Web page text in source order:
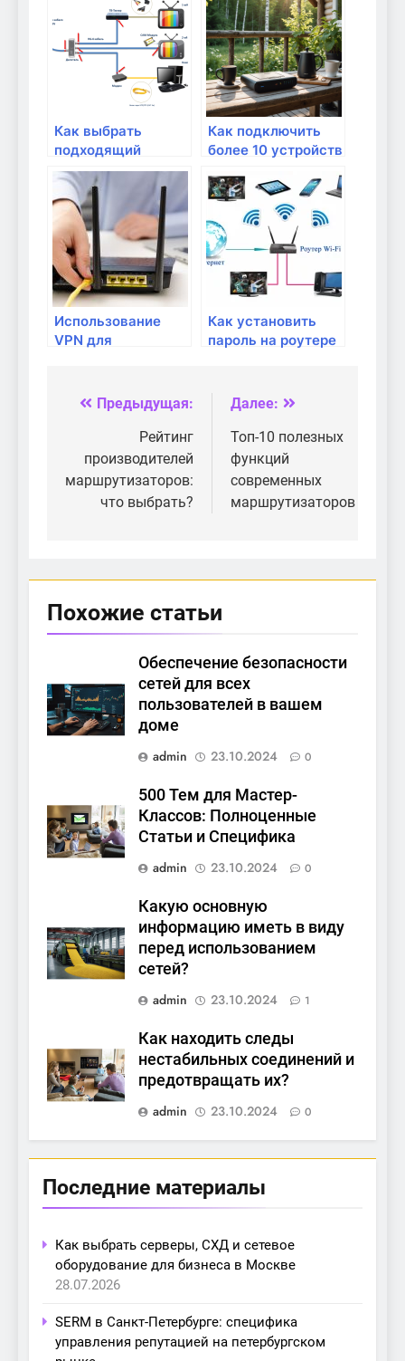
Как выбрать
подходящий
роутер для
домашней Wi-Fi
сети
Как подключить
более 10 устройств
Использование
VPN для
доступа к
домашней сети
Как установить
пароль на роутере
Навигация
записям
Предыдущая:
Рейтинг
производителей
маршрутизаторов:
что выбрать?
Далее:
Топ-10 полезных
функций
современных
маршрутизаторов
Похожие статьи
Обеспечение безопасности
сетей для всех
пользователей в вашем
доме
admin
23.10.2024 0
500 Тем для Мастер-
Классов: Полноценные
Статьи и Специфика
admin
23.10.2024 0
Какую основную
информацию иметь в виду
перед использованием
сетей?
admin
23.10.2024 1
Как находить следы
нестабильных соединений и
предотвращать их?
admin
23.10.2024 0
Последние материалы
Как выбрать серверы, СХД и сетевое
оборудование для бизнеса в Москве
28.07.2026
SERM в Санкт-Петербурге: специфика
управления репутацией на петербургском